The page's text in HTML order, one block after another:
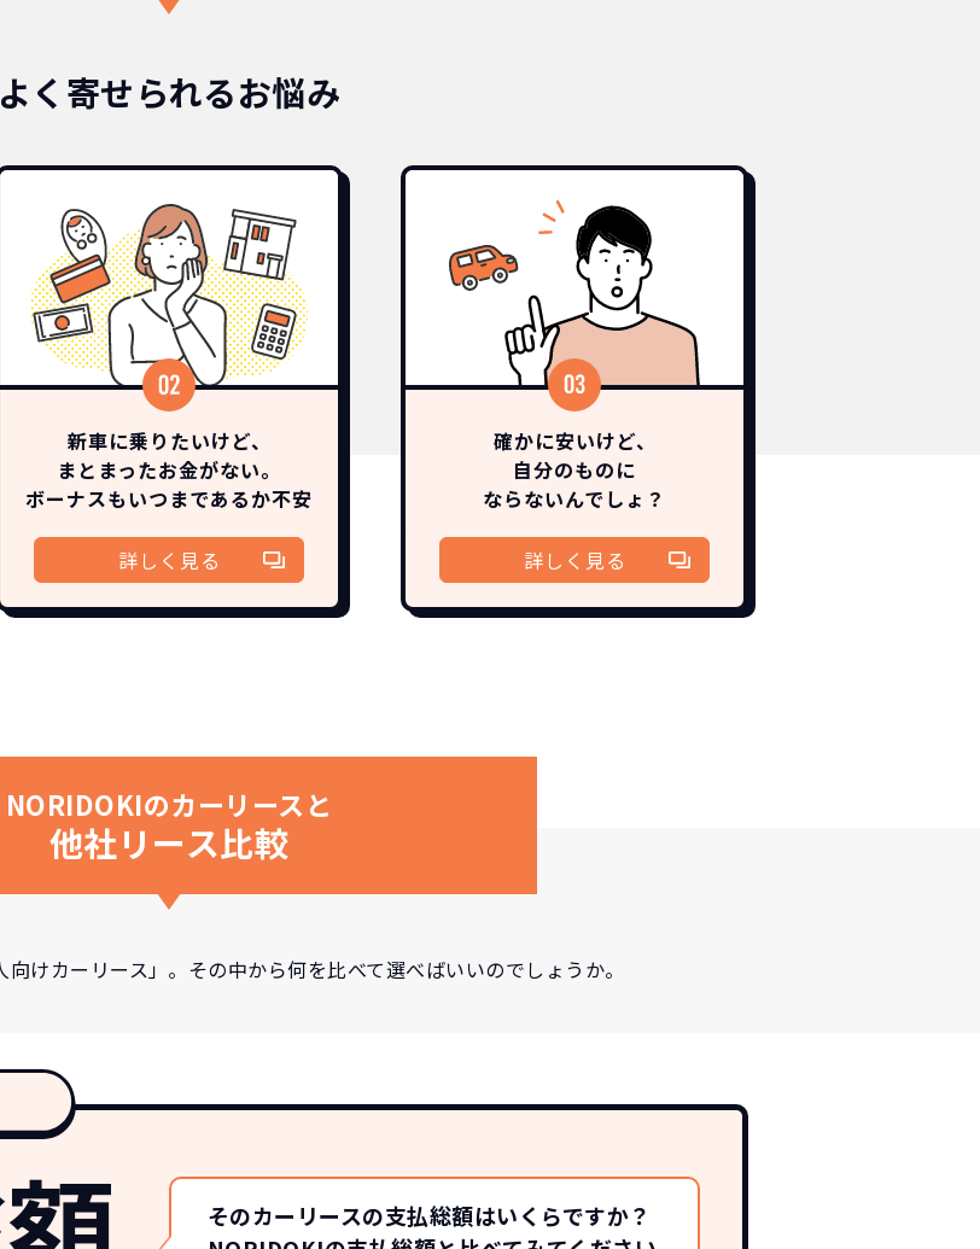
よく寄せられるお悩み
新車に乗りたいけど、
まとまったお金がない。
ボーナスもいつまであるか不安
詳しく見る
確かに安いけど、
自分のものに
ならないんでしょ？
詳しく見る
NORIDOKIのカーリースと
他社リース比較
けカーリース」。その中から何を比べて選べばいいのでしょうか。
そのカーリースの支払総額はいくらですか？